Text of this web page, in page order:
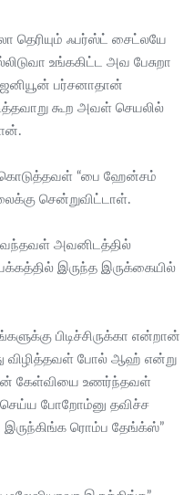
தெரியும் ஃபர்ஸ்ட் சைட்லயே
உங்ககிட்ட அவ பேசுறா
பர்சனாதான்
கூற அவள் செயலில்
கொடுத்தவள் “பை ஹேன்சம்
சென்றுவிட்டாள்.
அவனிடத்தில்
இருந்த இருக்கையில்
பிடிச்சிருக்கா என்றான்
விழித்தவள் போல் ஆஹ் என்று
கேள்வியை உணர்ந்தவள்
போறோம்னு தவிச்ச
இருந்கிங்க ரொம்ப தேங்க்ஸ்”